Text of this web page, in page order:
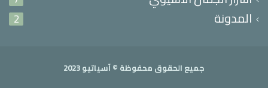
المدونة 2
جميع الحقوق محفوظة ©آسياتيو